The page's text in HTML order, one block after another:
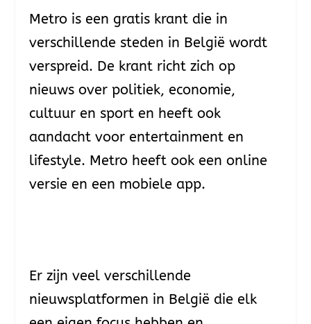
Metro is een gratis krant die in
verschillende steden in België wordt
verspreid. De krant richt zich op
nieuws over politiek, economie,
cultuur en sport en heeft ook
aandacht voor entertainment en
lifestyle. Metro heeft ook een online
versie en een mobiele app.
Er zijn veel verschillende
nieuwsplatformen in België die elk